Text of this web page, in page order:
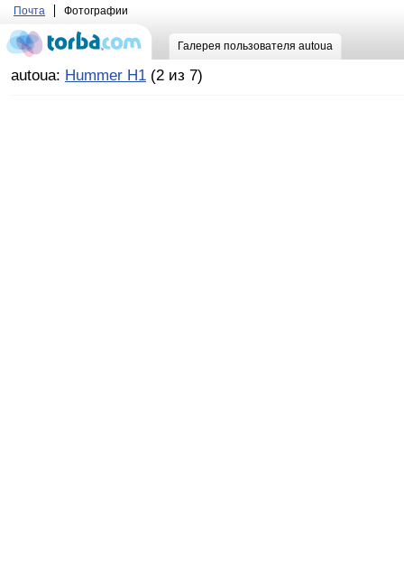
Почта Фотографии
Галерея пользователя autoua
autoua: Hummer H1 (2 из 7)